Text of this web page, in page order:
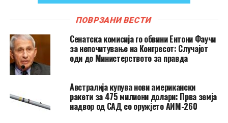
ПОВРЗАНИ ВЕСТИ
Сенатска комисија го обвини Ентони Фаучи
за непочитување на Конгресот: Случајот
оди до Министерството за правда
Австралија купува нови американски
ракети за 475 милиони долари: Прва земја
надвор од САД со оружјето АИМ-260